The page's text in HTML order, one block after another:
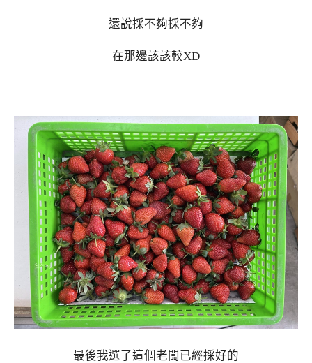
還說採不夠採不夠
在那邊該該較XD
最後我選了這個老闆已經採好的